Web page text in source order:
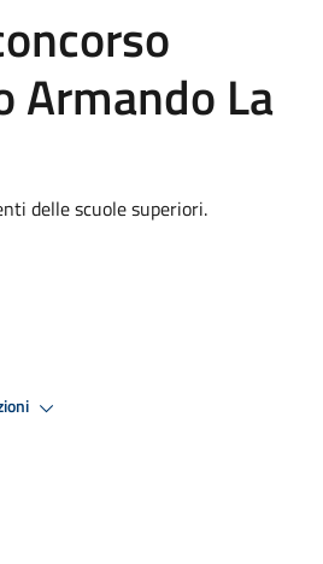
Armando La
delle scuole superiori.